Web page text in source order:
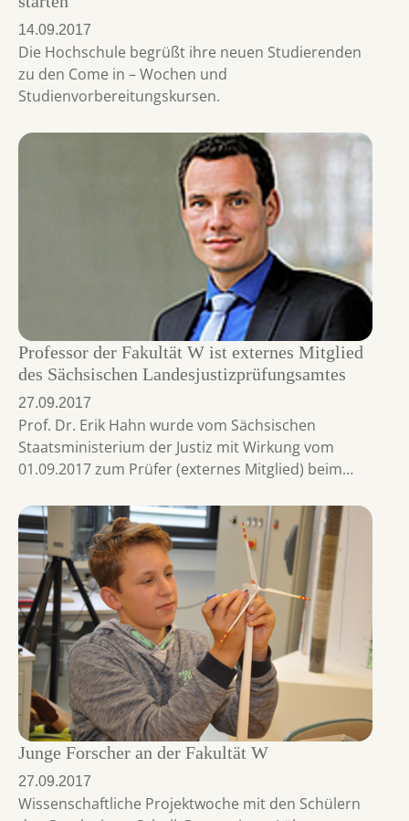
14.09.2017
Die Hochschule begrüßt ihre neuen Studierenden
zu den Come in – Wochen und
Studienvorbereitungskursen.
Professor der Fakultät W ist externes Mitglied
des Sächsischen Landesjustizprüfungsamtes
27.09.2017
Prof. Dr. Erik Hahn wurde vom Sächsischen
Staatsministerium der Justiz mit Wirkung vom
01.09.2017 zum Prüfer (externes Mitglied) beim…
Junge Forscher an der Fakultät W
27.09.2017
Wissenschaftliche Projektwoche mit den Schülern